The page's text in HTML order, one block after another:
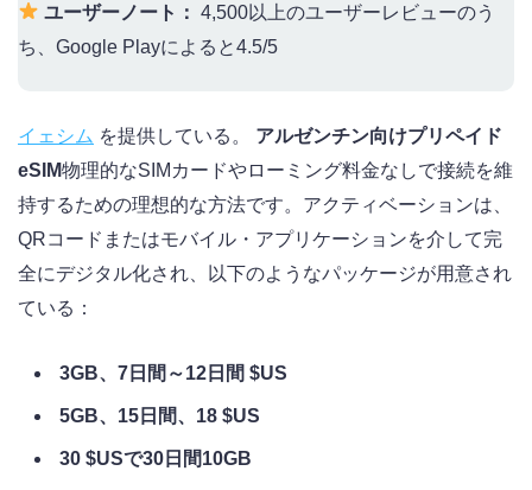
ユーザーノート： 4,500以上のユーザーレビューのう
ち、Google Playによると4.5/5
イェシム を提供している。 アルゼンチン向けプリペイド
eSIM物理的なSIMカードやローミング料金なしで接続を維
持するための理想的な方法です。アクティベーションは、
QRコードまたはモバイル・アプリケーションを介して完
全にデジタル化され、以下のようなパッケージが用意され
ている：
3GB、7日間～12日間 $US
5GB、15日間、18 $US
30 $USで30日間10GB